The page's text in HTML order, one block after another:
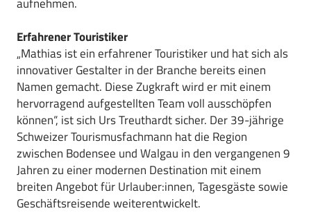
Erfahrener Touristiker
„Mathias ist ein erfahrener Touristiker und hat sich als
innovativer Gestalter in der Branche bereits einen
Namen gemacht. Diese Zugkraft wird er mit einem
hervorragend aufgestellten Team voll ausschöpfen
können“, ist sich Urs Treuthardt sicher. Der 39-jährige
Schweizer Tourismusfachmann hat die Region
zwischen Bodensee und Walgau in den vergangenen 9
Jahren zu einer modernen Destination mit einem
breiten Angebot für Urlauber:innen, Tagesgäste sowie
Geschäftsreisende weiterentwickelt.